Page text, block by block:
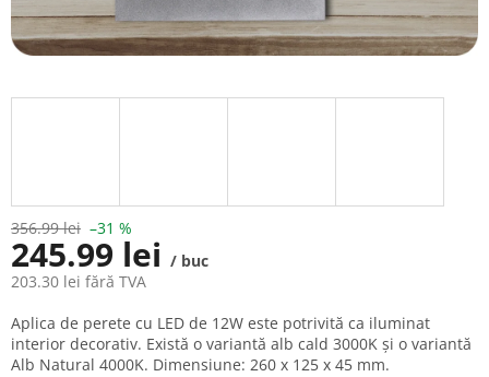
356.99 lei –31 %
245.99 lei / buc
203.30 lei fără TVA
Evaluare
preţ:
Aplica de perete cu LED de 12W este potrivită ca iluminat
interior decorativ. Există o variantă alb cald 3000K și o variantă
Alb Natural 4000K. Dimensiune: 260 x 125 x 45 mm.